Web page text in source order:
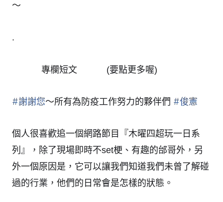
～
.
專欄短文 🖋(要點更多喔)
#謝謝您～所有為防疫工作努力的夥伴們 #俊憲
個人很喜歡追一個網路節目『木曜四超玩一日系
列』，除了現場即時不set梗、有趣的邰哥外，另
外一個原因是，它可以讓我們知道我們未曾了解碰
過的行業，他們的日常會是怎樣的狀態。